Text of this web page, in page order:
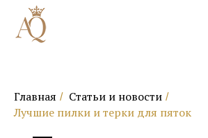
Главная / Статьи и новости /
Лучшие пилки и терки для пяток